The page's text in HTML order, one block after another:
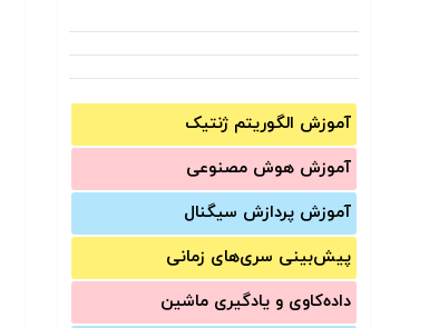
آموزش الگوریتم ژنتیک
آموزش‌ هوش مصنوعی
آموزش‌ پردازش سیگنال
پیش‌‌بینی سری‌‌های زمانی
داده‌کاوی و یادگیری ماشین